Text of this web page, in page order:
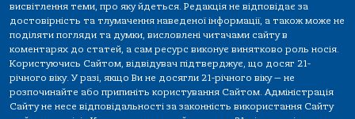
висвітлення теми, про яку йдеться. Редакція не відповідає за
достовірність та тлумачення наведеної інформації, а також може не
поділяти погляди та думки, висловлені читачами сайту в
коментарях до статей, а сам ресурс виконує винятково роль носія.
Користуючись Сайтом, відвідувач підтверджує, що досяг 21-
річного віку. У разі, якщо Ви не досягли 21-річного віку — не
розпочинайте або припиніть користування Сайтом. Адміністрація
Сайту не несе відповідальності за законність використання Сайту